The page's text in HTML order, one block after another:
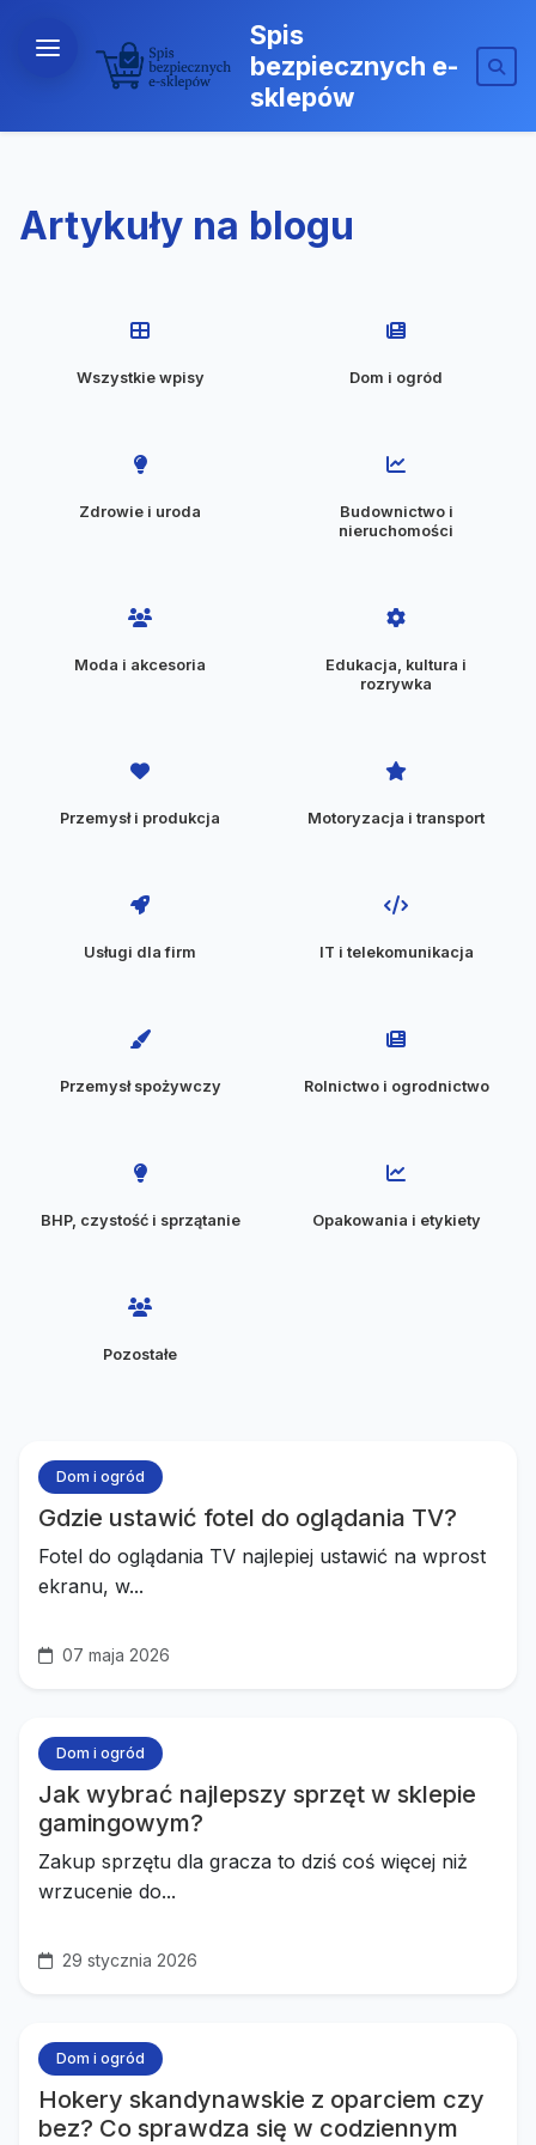
Spis
bezpiecznych e-
sklepów
Artykuły na blogu
Wszystkie wpisy Dom i ogród
Zdrowie i uroda
Budownictwo i
nieruchomości
Moda i akcesoria
Edukacja, kultura i
rozrywka
Przemysł i produkcja Motoryzacja i transport
Usługi dla firm IT i telekomunikacja
Przemysł spożywczy Rolnictwo i ogrodnictwo
BHP, czystość i sprzątanie Opakowania i etykiety
Pozostałe
Dom i ogród
Gdzie ustawić fotel do oglądania TV?
Fotel do oglądania TV najlepiej ustawić na wprost
ekranu, w...
07 maja 2026
Dom i ogród
Jak wybrać najlepszy sprzęt w sklepie
gamingowym?
Zakup sprzętu dla gracza to dziś coś więcej niż
wrzucenie do...
29 stycznia 2026
Dom i ogród
Hokery skandynawskie z oparciem czy
bez? Co sprawdza się w codziennym